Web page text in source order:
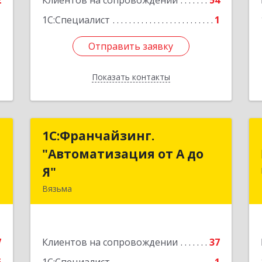
1С:Специалист
1
Отправить заявку
Показать контакты
Отправить заявку
Назад
1С:Франчайзинг.
"Автоматизация от А до
Я"
Вязьма
Клиентов на сопровождении
37
1С:Франчайзинг.
"Автоматизация от А до
Подробнее